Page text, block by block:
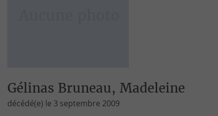
Gélinas Bruneau, Madeleine
décédé(e) le 3 septembre 2009